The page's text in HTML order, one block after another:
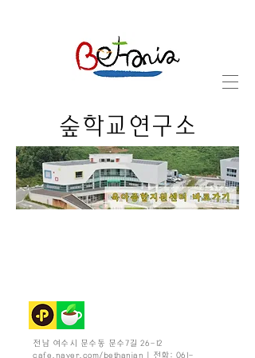
숲학교연구소
전남 여수시 문수동 문수7길 26-12
cafe.naver.com/bethanian | 전화: 061-